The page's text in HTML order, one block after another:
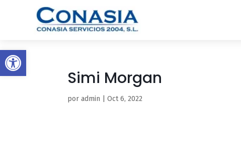
Abrir barra de herramientas
Simi Morgan
poradmin |Oct 6, 2022